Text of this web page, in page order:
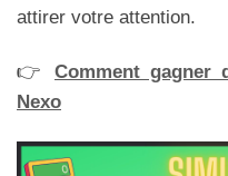
attirer votre attention.
👉 Comment gagner
Nexo